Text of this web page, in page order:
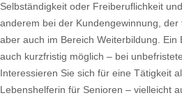
Selbständigkeit oder Freiberuflichkeit
anderem bei der Kundengewinnung, der
aber auch im Bereich Weiterbildung. Ein
auch kurzfristig möglich – bei
Interessieren Sie sich für eine Tätigkeit
Lebenshelferin für Senioren – vielleicht